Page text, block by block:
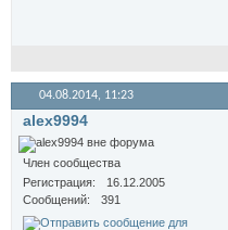
04.08.2014, 11:23
alex9994
Член сообщества
Регистрация
16.12.2005
Сообщений
391